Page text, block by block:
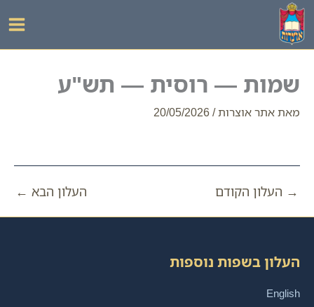
דילוג
לתוכן
שמות — רוסית — תש"ע
מאתאתר אוצרות/
20/05/2026
→ העלון הקודם העלון הבא ←
העלון בשפות נוספות
English